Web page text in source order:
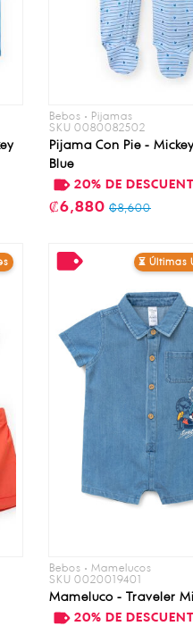
Bebos • Pijamas
SKU 0080082502
Pijama Con Pie -
Blue
20% DE
₡6,880 ₡8,600
⏳ Últimas
Bebos • Mamelucos
SKU 0020019401
Mameluco - Traveler
20% DE